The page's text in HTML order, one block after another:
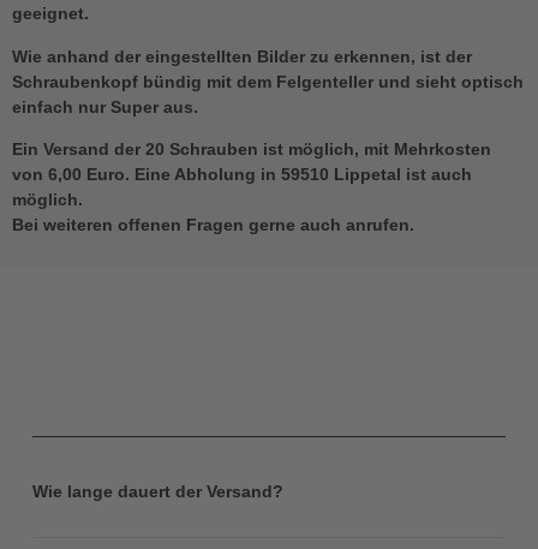
geeignet.
Wie anhand der eingestellten Bilder zu erkennen, ist der
Schraubenkopf bündig mit dem Felgenteller und sieht optisch
einfach nur Super aus.
Ein Versand der 20 Schrauben ist möglich, mit Mehrkosten
von 6,00 Euro. Eine Abholung in 59510 Lippetal ist auch
möglich.
Bei weiteren offenen Fragen gerne auch anrufen.
Wie lange dauert der Versand?